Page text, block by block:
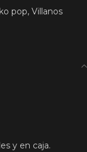
pop, Villanos
y en caja.